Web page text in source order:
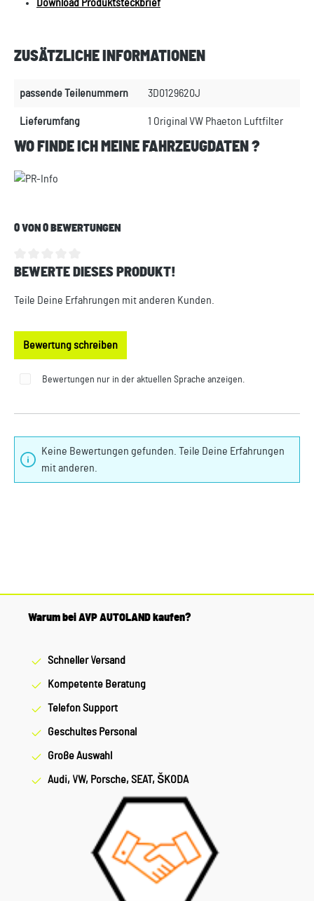
Download Produktsteckbrief
ZUSÄTZLICHE INFORMATIONEN
passende Teilenummern 3D0129620J
Lieferumfang 1 Original VW Phaeton Luftfilter
WO FINDE ICH MEINE FAHRZEUGDATEN ?
0 VON 0 BEWERTUNGEN
Durchschnittliche Bewertung von 0 von 5 Sternen
BEWERTE DIESES PRODUKT!
Teile Deine Erfahrungen mit anderen Kunden.
Bewertung schreiben
Bewertungen nur in der aktuellen Sprache anzeigen.
Keine Bewertungen gefunden. Teile Deine Erfahrungen
mit anderen.
Warum bei AVP AUTOLAND kaufen?
Schneller Versand
Kompetente Beratung
Telefon Support
Geschultes Personal
Große Auswahl
Audi, VW, Porsche, SEAT, ŠKODA